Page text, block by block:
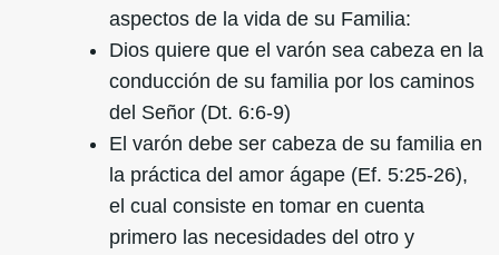
aspectos de la vida de su Familia:
Dios quiere que el varón sea cabeza en la
conducción de su familia por los caminos
del Señor (Dt. 6:6-9)
El varón debe ser cabeza de su familia en
la práctica del amor ágape (Ef. 5:25-26),
el cual consiste en tomar en cuenta
primero las necesidades del otro y